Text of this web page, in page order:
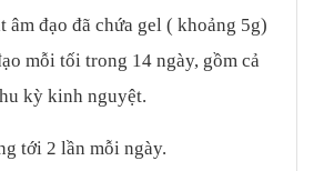
âm đạo đã chứa gel ( khoảng 5g)
mỗi tối trong 14 ngày, gồm cả
kỳ kinh nguyệt.
tới 2 lần mỗi ngày.